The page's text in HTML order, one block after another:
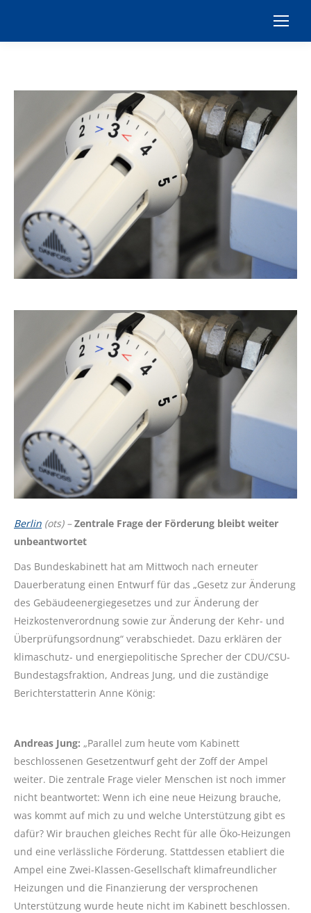
Berlin (ots) –Zentrale Frage der Förderung bleibt weiter
unbeantwortet
Das Bundeskabinett hat am Mittwoch nach erneuter
Dauerberatung einen Entwurf für das „Gesetz zur Änderung
des Gebäudeenergiegesetzes und zur Änderung der
Heizkostenverordnung sowie zur Änderung der Kehr- und
Überprüfungsordnung“ verabschiedet. Dazu erklären der
klimaschutz- und energiepolitische Sprecher der CDU/CSU-
Bundestagsfraktion, Andreas Jung, und die zuständige
Berichterstatterin Anne König:
Andreas Jung: „Parallel zum heute vom Kabinett
beschlossenen Gesetzentwurf geht der Zoff der Ampel
weiter. Die zentrale Frage vieler Menschen ist noch immer
nicht beantwortet: Wenn ich eine neue Heizung brauche,
was kommt auf mich zu und welche Unterstützung gibt es
dafür? Wir brauchen gleiches Recht für alle Öko-Heizungen
und eine verlässliche Förderung. Stattdessen etabliert die
Ampel eine Zwei-Klassen-Gesellschaft klimafreundlicher
Heizungen und die Finanzierung der versprochenen
Unterstützung wurde heute nicht im Kabinett beschlossen.